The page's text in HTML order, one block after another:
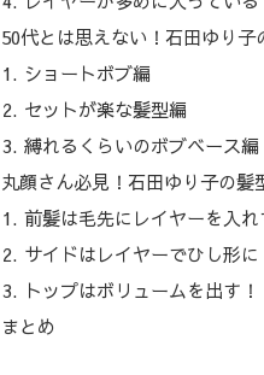
50代とは思えない！石田ゆり子
ショートボブ編
セットが楽な髪型編
縛れるくらいのボブベース編
丸顔さん必見！石田ゆり子の髪
前髪は毛先にレイヤーを入れ
サイドはレイヤーでひし形に
トップはボリュームを出す！
まとめ